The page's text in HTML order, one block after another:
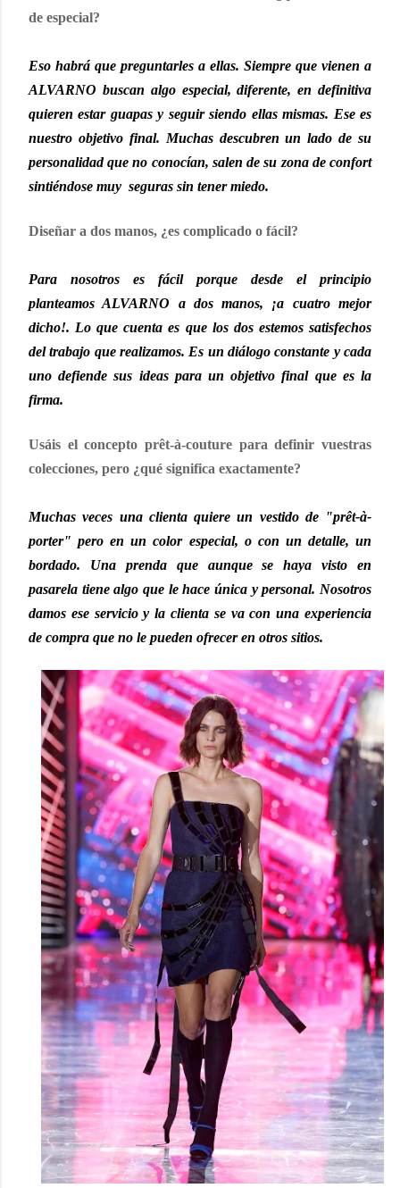
de especial?
Eso habrá que preguntarles a ellas. Siempre que vienen a
ALVARNO buscan algo especial, diferente, en definitiva
quieren estar guapas y seguir siendo ellas mismas. Ese es
nuestro objetivo final. Muchas descubren un lado de su
personalidad que no conocían, salen de su zona de confort
sintiéndose muy seguras sin tener miedo.
Diseñar a dos manos, ¿es complicado o fácil?
Para nosotros es fácil porque desde el principio
planteamos ALVARNO a dos manos, ¡a cuatro mejor
dicho!. Lo que cuenta es que los dos estemos satisfechos
del trabajo que realizamos. Es un diálogo constante y cada
uno defiende sus ideas para un objetivo final que es la
firma.
Usáis el concepto prêt-à-couture para definir vuestras
colecciones, pero ¿qué significa exactamente?
Muchas veces una clienta quiere un vestido de "prêt-à-
porter" pero en un color especial, o con un detalle, un
bordado. Una prenda que aunque se haya visto en
pasarela tiene algo que le hace única y personal. Nosotros
damos ese servicio y la clienta se va con una experiencia
de compra que no le pueden ofrecer en otros sitios.